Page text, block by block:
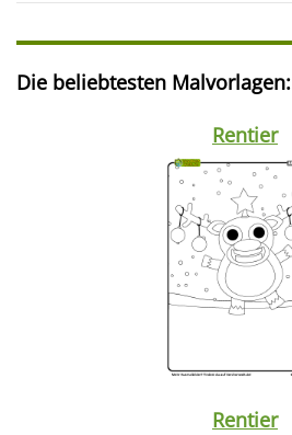
Die beliebtesten Malvorlagen:
Rentier
Rentier